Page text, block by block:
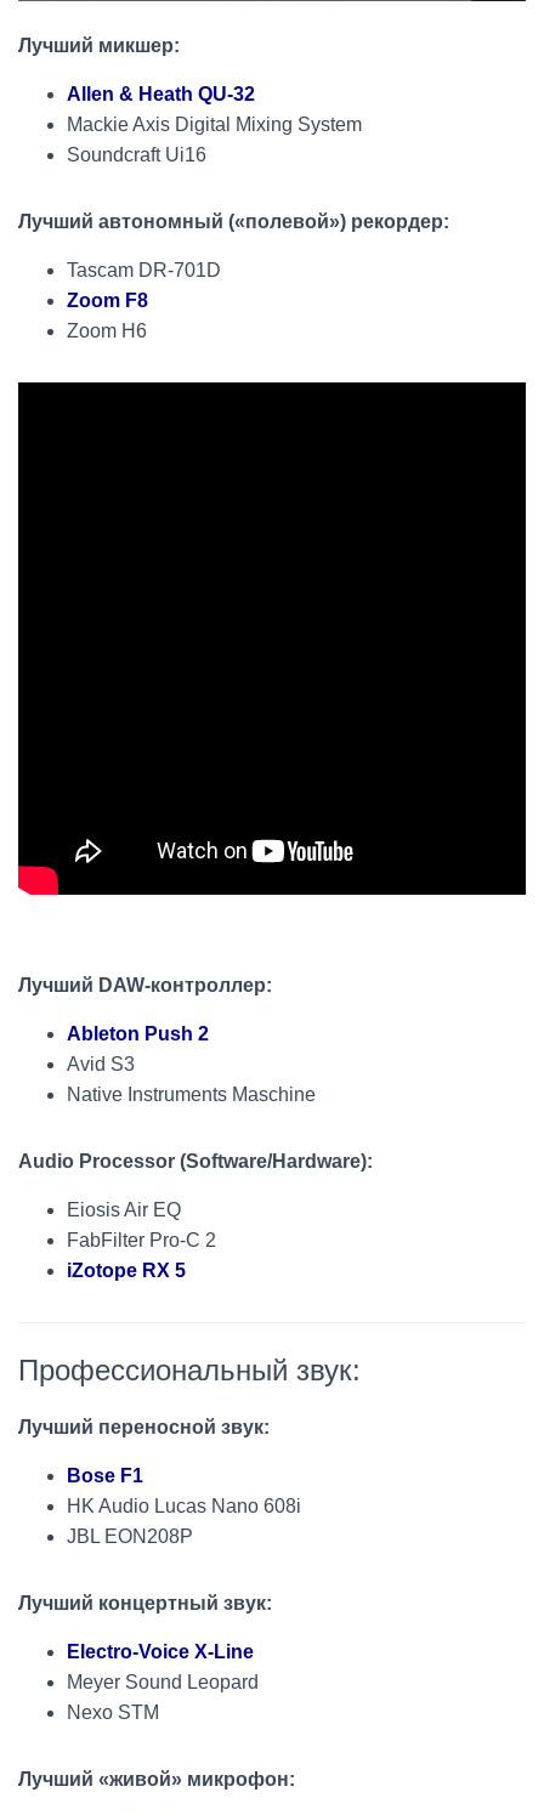
Лучший микшер:
Allen & Heath QU-32
Mackie Axis Digital Mixing System
Soundcraft Ui16
Лучший автономный («полевой») рекордер:
Tascam DR-701D
Zoom F8
Zoom H6
Лучший DAW-контроллер:
Ableton Push 2
Avid S3
Native Instruments Maschine
Audio Processor (Software/Hardware):
Eiosis Air EQ
FabFilter Pro-C 2
iZotope RX 5
Профессиональный звук:
Лучший переносной звук:
Bose F1
HK Audio Lucas Nano 608i
JBL EON208P
Лучший концертный звук:
Electro-Voice X-Line
Meyer Sound Leopard
Nexo STM
Лучший «живой» микрофон: